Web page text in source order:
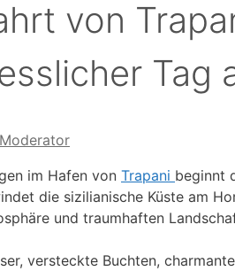
von
Tag
Moderator
im Hafen von Trapani beginnt
die sizilianische Küste am
und traumhaften
versteckte Buchten,